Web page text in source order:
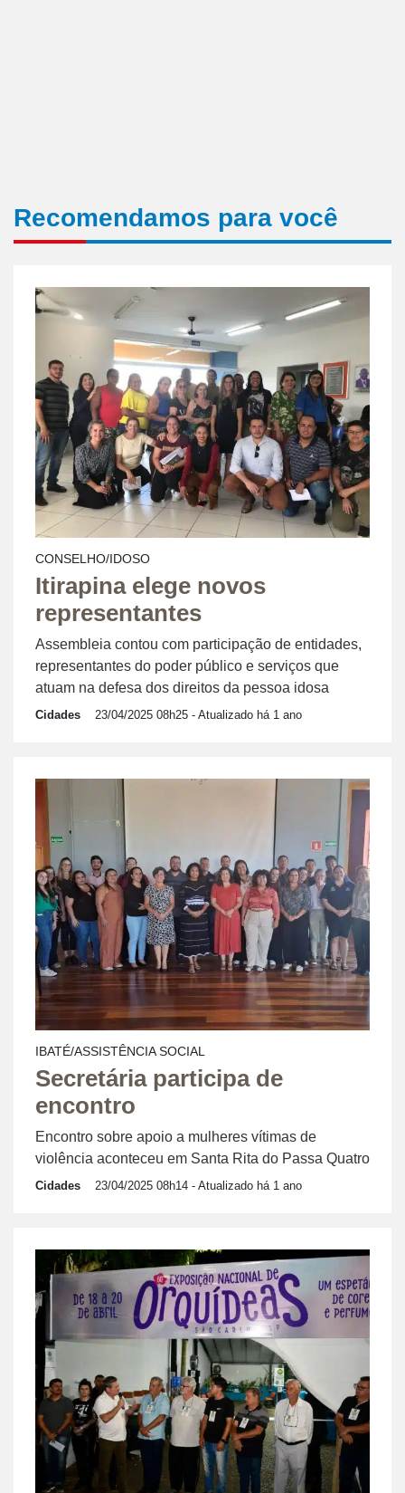
Recomendamos para você
CONSELHO/IDOSO
Itirapina elege novos
representantes
Assembleia contou com participação de entidades,
representantes do poder público e serviços que
atuam na defesa dos direitos da pessoa idosa
Cidades 23/04/2025 08h25 - Atualizado há 1 ano
IBATÉ/ASSISTÊNCIA SOCIAL
Secretária participa de
encontro
Encontro sobre apoio a mulheres vítimas de
violência aconteceu em Santa Rita do Passa Quatro
Cidades 23/04/2025 08h14 - Atualizado há 1 ano